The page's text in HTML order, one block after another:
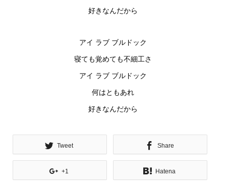
好きなんだから
アイ ラブ ブルドック
寝ても覚めても不細工さ
アイ ラブ ブルドック
何はともあれ
好きなんだから
Tweet Share
+1 Hatena